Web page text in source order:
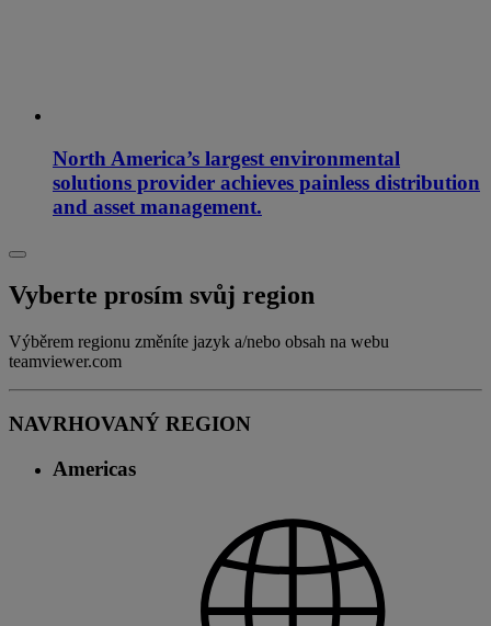
North America’s largest environmental
solutions provider achieves painless distribution
and asset management.
Vyberte prosím svůj region
Výběrem regionu změníte jazyk a/nebo obsah na webu
teamviewer.com
NAVRHOVANÝ REGION
Americas